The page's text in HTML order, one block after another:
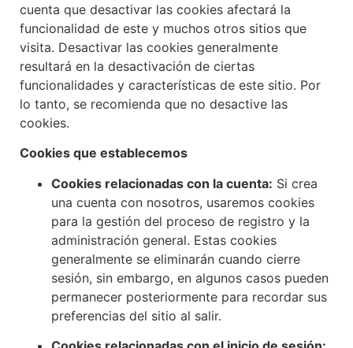
cuenta que desactivar las cookies afectará la
funcionalidad de este y muchos otros sitios que
visita. Desactivar las cookies generalmente
resultará en la desactivación de ciertas
funcionalidades y características de este sitio. Por
lo tanto, se recomienda que no desactive las
cookies.
Cookies que establecemos
Cookies relacionadas con la cuenta: Si crea
una cuenta con nosotros, usaremos cookies
para la gestión del proceso de registro y la
administración general. Estas cookies
generalmente se eliminarán cuando cierre
sesión, sin embargo, en algunos casos pueden
permanecer posteriormente para recordar sus
preferencias del sitio al salir.